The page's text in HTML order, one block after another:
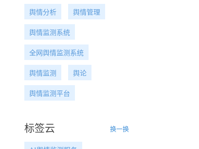
舆情分析 舆情管理
舆情监测系统
全网舆情监测系统
舆情监测 舆论
舆情监测平台
标签云 换一换